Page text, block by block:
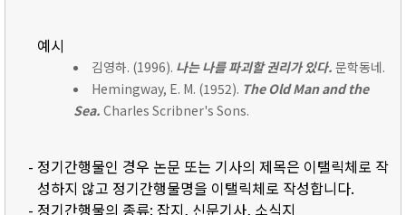
예시
김영하. (1996). 나는 나를 파괴할 권리가 있다. 문학동네.
Hemingway, E. M. (1952). The Old Man and the
Sea. Charles Scribner's Sons.
- 정기간행물인 경우 논문 또는 기사의 제목은 이탤릭체로 작
성하지 않고 정기간행물명을 이탤릭체로 작성합니다.
- 정기간행물의 종류: 잡지, 신문기사, 소식지